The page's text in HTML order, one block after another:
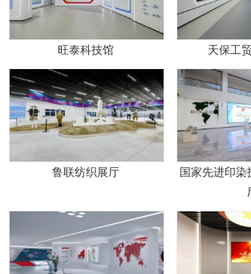
旺泰科技馆 天保工
鲁联纺织展厅
国家先进印染